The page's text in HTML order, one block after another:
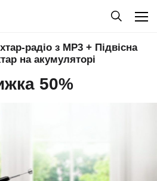
радіо з MP3 + Підвісна
на акумуляторі
50%